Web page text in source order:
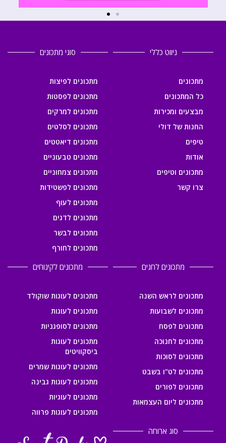
ניווט כללי
מתכונים
כל המתכונים
מבצעים ומכירות
החנות של דולי
טיפים
אודות
מתכונים וטיפים
צרו קשר
סוגי מתכונים
מתכונים לפיצות
מתכונים לפסטות
מתכונים למרקים
מתכונים לסלטים
מתכונים דיאטטים
מתכונים טבעוניים
מתכונים צמחוניים
מתכונים לפשטידות
מתכונים לעוף
מתכונים לדגים
מתכונים לבשר
מתכונים לחורף
מתכונים לחגים
מתכונים לראש השנה
מתכונים לשבועות
מתכונים לפסח
מתכונים לחנוכה
מתכונים לסוכות
מתכונים לט"ו בשבט
מתכונים לפורים
מתכונים ליום העצמאות
מתכונים לקינוחים
מתכונים לעוגות שוקולד
מתכונים לעוגות
מתכונים לסופגניות
מתכונים לעוגות
ביסקוויטים
מתכונים לעוגות שמרים
מתכונים לעוגות גבינה
מתכונים לעוגיות
מתכונים לעוגות פרווה
סוג ארוחה